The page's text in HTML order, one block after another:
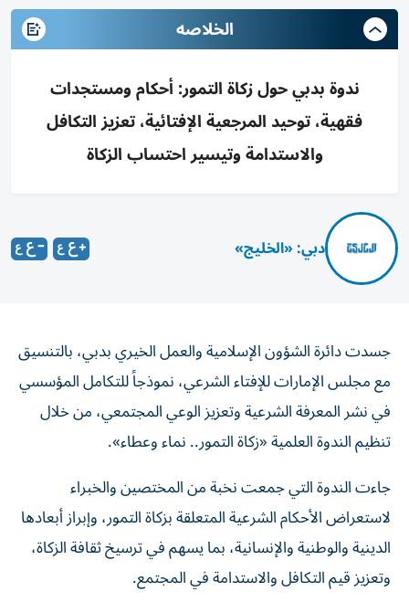
الخلاصه
ندوة بدبي حول زكاة التمور: أحكام ومستجدات
فقهية، توحيد المرجعية الإفتائية، تعزيز التكافل
والاستدامة وتيسير احتساب الزكاة
دبي: «الخليج»
جسدت دائرة الشؤون الإسلامية والعمل الخيري بدبي، بالتنسيق
مع مجلس الإمارات للإفتاء الشرعي، نموذجاً للتكامل المؤسسي
في نشر المعرفة الشرعية وتعزيز الوعي المجتمعي، من خلال
تنظيم الندوة العلمية «زكاة التمور.. نماء وعطاء».
جاءت الندوة التي جمعت نخبة من المختصين والخبراء
لاستعراض الأحكام الشرعية المتعلقة بزكاة التمور، وإبراز أبعادها
الدينية والوطنية والإنسانية، بما يسهم في ترسيخ ثقافة الزكاة،
وتعزيز قيم التكافل والاستدامة في المجتمع.